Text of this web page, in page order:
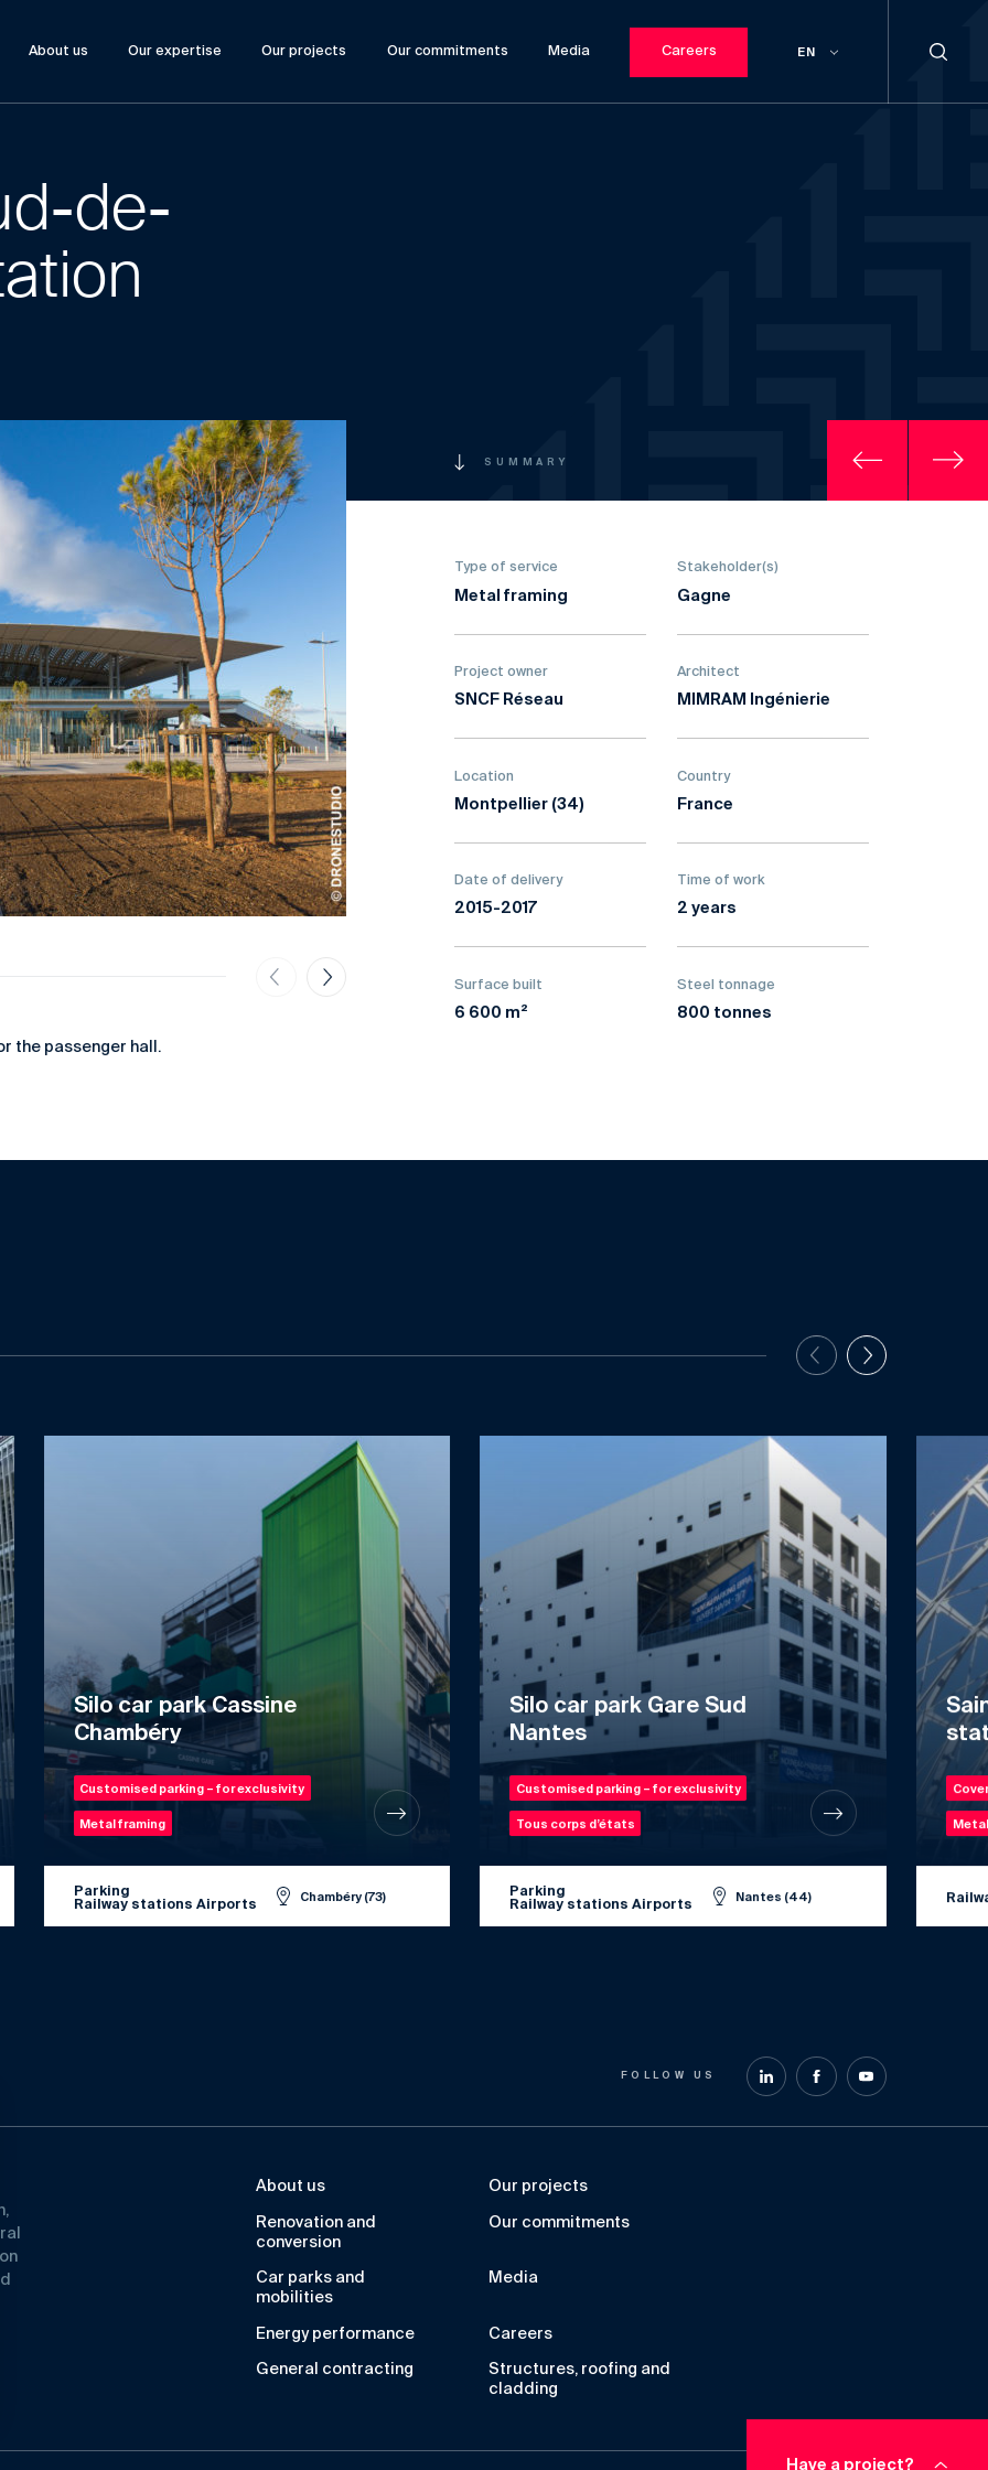
About us Our expertise Our projects Our commitments Media Careers EN
de-
SUMMARY
the passenger hall.
Type of service
Metal framing
Stakeholder(s)
Gagne
Project owner
SNCF Réseau
Architect
MIMRAM Ingénierie
Location
Montpellier (34)
Country
France
Date of delivery
2015-2017
Time of work
2 years
Surface built
6 600 m²
Steel tonnage
800 tonnes
Silo car park Cassine
Chambéry
Customised parking – for exclusivity
Metal framing
Parking
Railway stations Airports Chambéry (73)
Silo car park Gare Sud
Nantes
Customised parking – for exclusivity
Tous corps d’états
Parking
Railway stations Airports Nantes (44)
FOLLOW US
About us Our projects
Renovation and
conversion
Our commitments
Car parks and
mobilities
Media
Energy performance Careers
General contracting
Structures, roofing and
cladding
Have a project?
de confidentialité, en garantissant la conformité avec les réglementations. Personnalisez vos préférences pour